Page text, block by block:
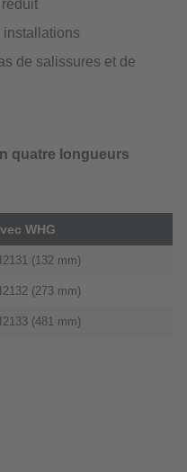
de salissures et de
quatre longueurs
WHG
(132 mm)
(273 mm)
(481 mm)